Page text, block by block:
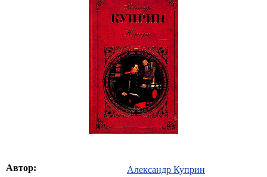
Автор: Александр Куприн